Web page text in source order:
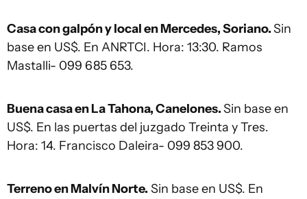
Casa con galpón y local en Mercedes, Soriano.Sin
base en US$. En ANRTCI. Hora: 13:30. Ramos
Mastalli- 099 685 653.
Buena casa en La Tahona, Canelones.Sin base en
US$. En las puertas del juzgado Treinta y Tres.
Hora: 14. Francisco Daleira- 099 853 900.
Terreno en Malvín Norte. Sin base en US$. En